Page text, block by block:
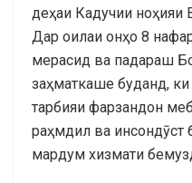
деҳаи Кадучии ноҳияи
Дар оилаи онҳо 8
мерасид ва падараш
заҳматкаше буданд,
тарбияи фарзандон
раҳмдил ва инсондӯст
мардум хизмати